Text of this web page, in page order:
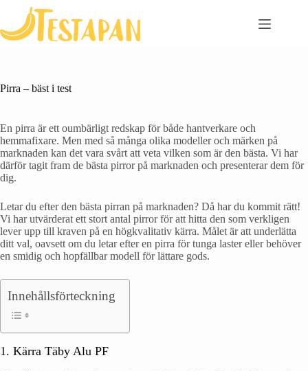
content
Pirra – bäst i test
En pirra är ett oumbärligt redskap för både hantverkare och
hemmafixare. Men med så många olika modeller och märken på
marknaden kan det vara svårt att veta vilken som är den bästa. Vi har
därför tagit fram de bästa pirror på marknaden och presenterar dem för
dig.
Letar du efter den bästa pirran på marknaden? Då har du kommit rätt!
Vi har utvärderat ett stort antal pirror för att hitta den som verkligen
lever upp till kraven på en högkvalitativ kärra. Målet är att underlätta
ditt val, oavsett om du letar efter en pirra för tunga laster eller behöver
en smidig och hopfällbar modell för lättare gods.
Innehållsförteckning
1. Kärra Täby Alu PF